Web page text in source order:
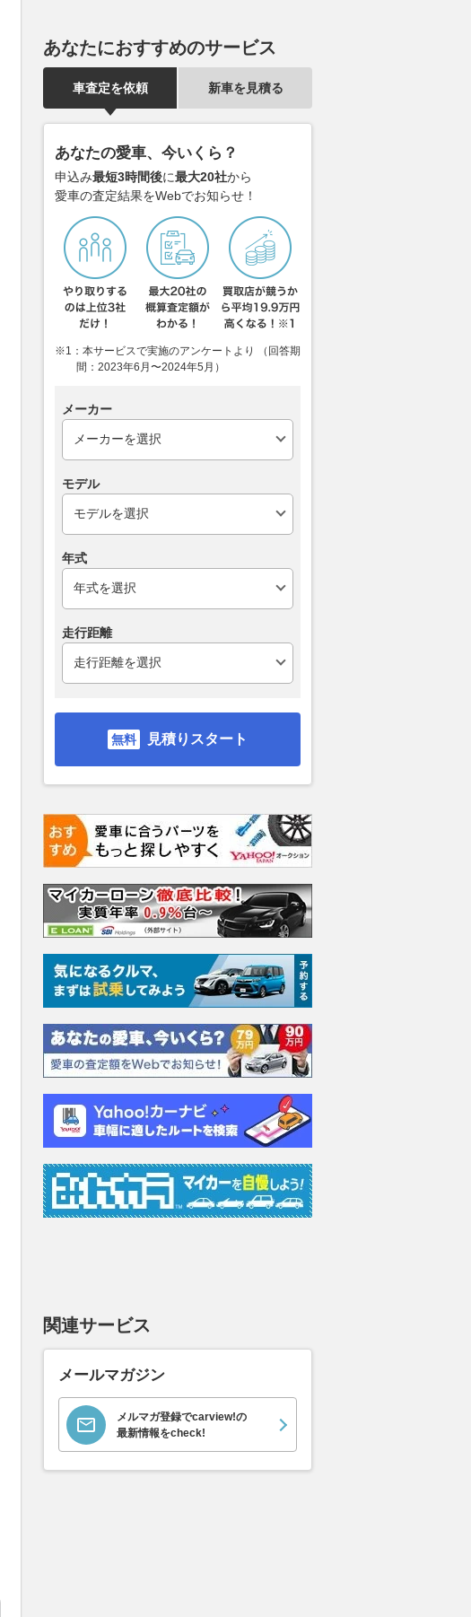
あなたにおすすめのサービス
車査定を依頼 新車を見積る
あなたの愛車、今いくら？
申込み最短3時間後に最大20社から
愛車の査定結果をWebでお知らせ！
※1：本サービスで実施のアンケートより （回答期
間：2023年6月〜2024年5月）
メーカー
モデル
年式
走行距離
見積りスタート
関連サービス
メールマガジン
メルマガ登録でcarview!の
最新情報をcheck!